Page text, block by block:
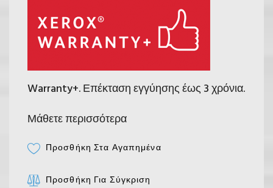
Warranty+. Επέκταση εγγύησης έως 3 χρόνια.
Μάθετε περισσότερα
Προσθήκη Για Σύγκριση
Προσθήκη Στα Αγαπημένα